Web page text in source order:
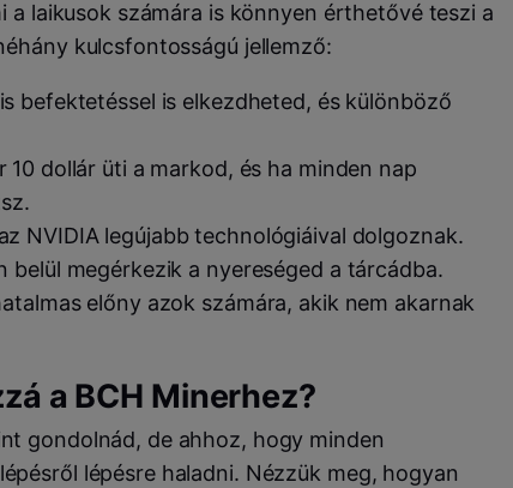
laikusok számára is könnyen érthetővé teszi a
kulcsfontosságú jellemző:
befektetéssel is elkezdheted, és különböző
10 dollár üti a markod, és ha minden nap
NVIDIA legújabb technológiáival dolgoznak.
belül megérkezik a nyereséged a tárcádba.
előny azok számára, akik nem akarnak
a BCH Minerhez?
gondolnád, de ahhoz, hogy minden
lépésre haladni. Nézzük meg, hogyan